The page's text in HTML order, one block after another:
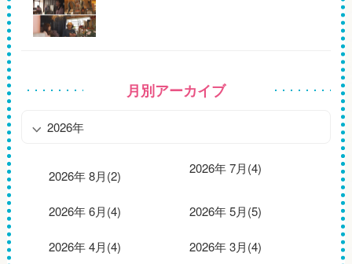
月別アーカイブ
2026年
2026年 8月(2) 2026年 7月(4)
2026年 6月(4) 2026年 5月(5)
2026年 4月(4) 2026年 3月(4)